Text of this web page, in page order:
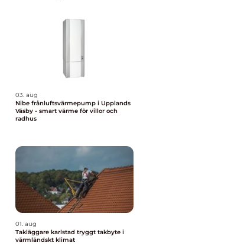
03. aug
Nibe frånluftsvärmepump i Upplands
Väsby - smart värme för villor och
radhus
01. aug
Takläggare karlstad tryggt takbyte i
värmländskt klimat